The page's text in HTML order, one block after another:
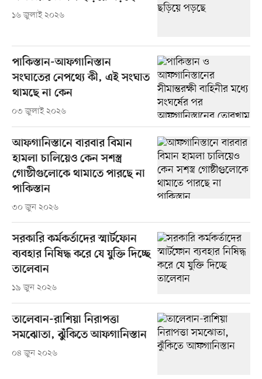
১৬ জুলাই ২০২৬
পাকিস্তান-আফগানিস্তান
সংঘাতের নেপথ্যে কী, এই সংঘাত
থামছে না কেন
০৩ জুলাই ২০২৬
আফগানিস্তানে বারবার বিমান
হামলা চালিয়েও কেন সশস্ত্র
গোষ্ঠীগুলোকে থামাতে পারছে না
পাকিস্তান
৩০ জুন ২০২৬
সরকারি কর্মকর্তাদের স্মার্টফোন
ব্যবহার নিষিদ্ধ করে যে যুক্তি দিচ্ছে
তালেবান
১৯ জুন ২০২৬
তালেবান-রাশিয়া নিরাপত্তা
সমঝোতা, ঝুঁকিতে আফগানিস্তান
০৪ জুন ২০২৬